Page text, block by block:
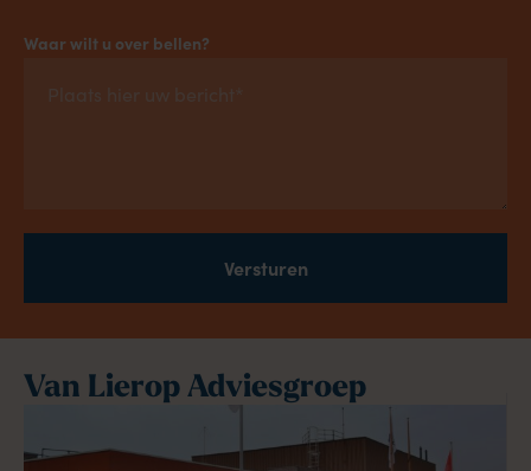
Waar wilt u over bellen?
Versturen
Van Lierop Adviesgroep